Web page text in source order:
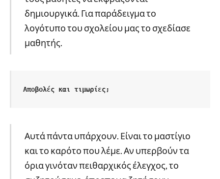
δημιουργικά. Για παράδειγμα το
λογότυπο του σχολείου μας το σχεδίασε
μαθητής.
Αποβολές και τιμωρίες;
Αυτά πάντα υπάρχουν. Είναι το μαστίγιο
και το καρότο που λέμε. Αν υπερβούν τα
όρια γινόταν πειθαρχικός έλεγχος, το